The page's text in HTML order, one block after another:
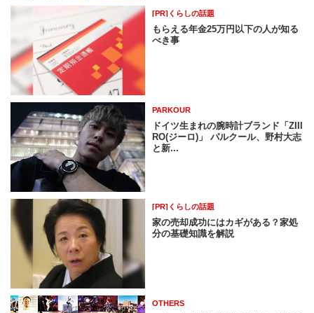
[PR]くらしの話題
もらえる年金25万円以下の人が知る
べき事
PARKOUR
ドイツ生まれの腕時計ブランド「ZIII
RO(ジーロ)」 パルクール、野村大志
と新...
[PR]くらしの話題
家の売却成功にはカギがある？家処
分の基礎知識を解説
OTHERS